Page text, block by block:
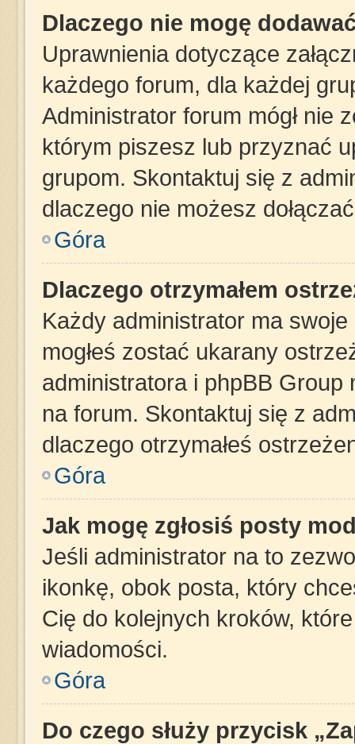
Dlaczego nie mogę
Uprawnienia dotyczące
każdego forum, dla każdej
Administrator forum mógł nie
którym piszesz lub przyznać
grupom. Skontaktuj się z
dlaczego nie możesz
Góra
Dlaczego otrzymałem
Każdy administrator ma swoje
mogłeś zostać ukarany
administratora i phpBB
na forum. Skontaktuj się z
dlaczego otrzymałeś
Góra
Jak mogę zgłosiś posty
Jeśli administrator na to
ikonkę, obok posta, który
Cię do kolejnych kroków,
wiadomości.
Góra
Do czego służy przycisk